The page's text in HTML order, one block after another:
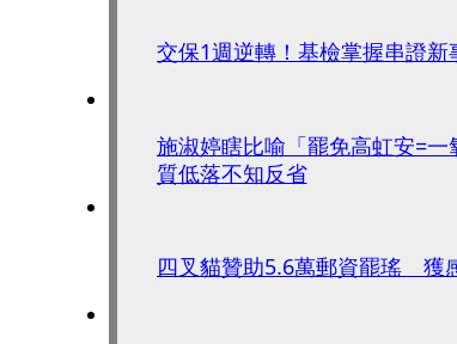
交保1週逆轉！基檢掌握串證
施淑婷瞎比喻「罷免高虹安=
質低落不知反省
四叉貓贊助5.6萬郵資罷瑤 獲